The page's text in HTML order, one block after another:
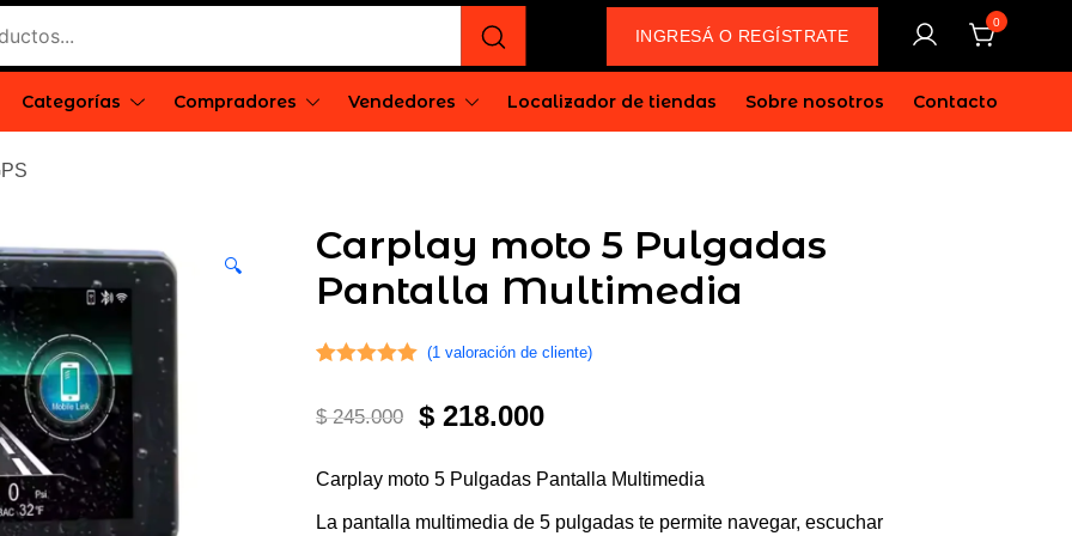
INGRESÁ O REGÍSTRATE
0
Categorías Compradores Vendedores Localizador de tiendas Sobre nosotros Contacto
🔍
Carplay moto 5 Pulgadas
Pantalla Multimedia
5.00de 5 en
valoración
(1valoración de cliente)
$245.000
El
original
$ 218.000El
actual
Carplay moto 5 Pulgadas Pantalla Multimedia
La pantalla multimedia de 5 pulgadas te permite navegar, escuchar